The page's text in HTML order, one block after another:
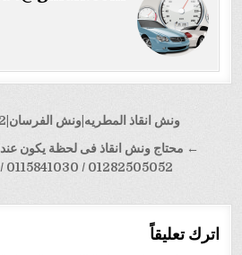
تصفّح
المقالات
ونش انقاذ المطريه|ونش الفرسان|01282505052| →
← محتاج ونش انقاذ فى لحظة يكون
01282505052 / 0115841030 / 01020520562
اترك تعليقاً